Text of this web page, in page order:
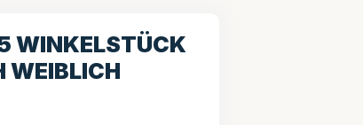
WINKELSTÜCK
WEIBLICH